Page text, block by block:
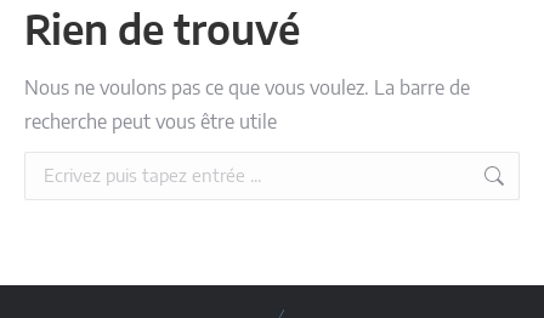
Rien de trouvé
Nous ne voulons pas ce que vous voulez. La barre de
recherche peut vous être utile
Recherche: